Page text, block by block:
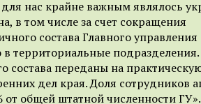
нас крайне важным являлось
в том числе за счет сокращения
состава Главного управления
в территориальные
состава переданы на
дел края. Доля сотрудников
от общей штатной численности ГУ».